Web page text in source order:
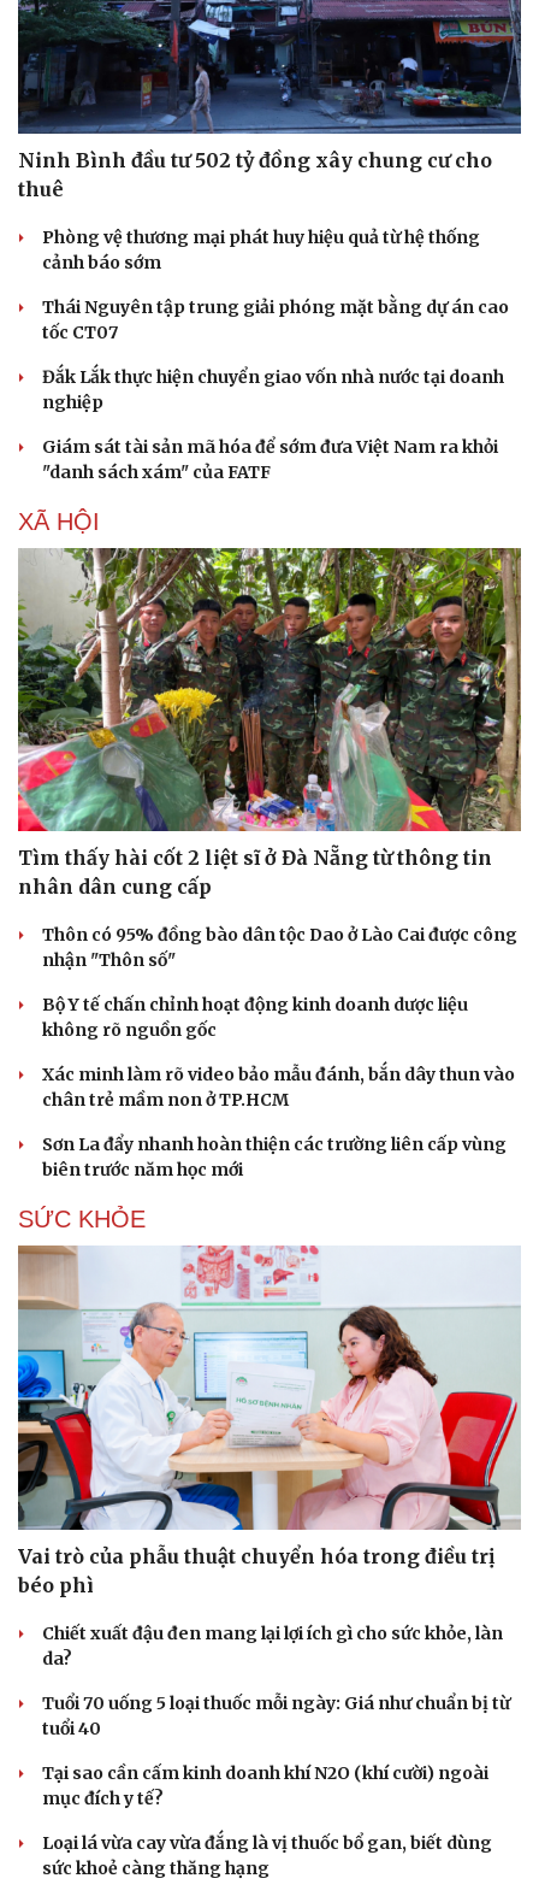
Du lịch
Tư vấn
Săn Tour
Câu chuyện thời sự
Kể chuyện cho bé
Ninh Bình đầu tư 502 tỷ đồng xây chung cư cho
thuê
Phòng vệ thương mại phát huy hiệu quả từ hệ thống
cảnh báo sớm
Thái Nguyên tập trung giải phóng mặt bằng dự án cao
tốc CT07
Đắk Lắk thực hiện chuyển giao vốn nhà nước tại doanh
nghiệp
Giám sát tài sản mã hóa để sớm đưa Việt Nam ra khỏi
"danh sách xám" của FATF
XÃ HỘI
Tìm thấy hài cốt 2 liệt sĩ ở Đà Nẵng từ thông tin
nhân dân cung cấp
Thôn có 95% đồng bào dân tộc Dao ở Lào Cai được công
nhận "Thôn số"
Bộ Y tế chấn chỉnh hoạt động kinh doanh dược liệu
không rõ nguồn gốc
Xác minh làm rõ video bảo mẫu đánh, bắn dây thun vào
chân trẻ mầm non ở TP.HCM
Sơn La đẩy nhanh hoàn thiện các trường liên cấp vùng
biên trước năm học mới
SỨC KHỎE
Vai trò của phẫu thuật chuyển hóa trong điều trị
béo phì
Chiết xuất đậu đen mang lại lợi ích gì cho sức khỏe, làn
da?
Tuổi 70 uống 5 loại thuốc mỗi ngày: Giá như chuẩn bị từ
tuổi 40
Tại sao cần cấm kinh doanh khí N2O (khí cười) ngoài
mục đích y tế?
Loại lá vừa cay vừa đắng là vị thuốc bổ gan, biết dùng
sức khoẻ càng thăng hạng